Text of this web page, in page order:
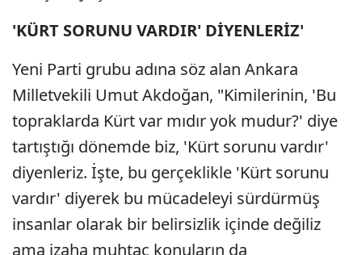
'KÜRT SORUNU VARDIR' DİYENLERİZ'
Yeni Parti grubu adına söz alan Ankara
Milletvekili Umut Akdoğan, "Kimilerinin, 'Bu
topraklarda Kürt var mıdır yok mudur?' diye
tartıştığı dönemde biz, 'Kürt sorunu vardır'
diyenleriz. İşte, bu gerçeklikle 'Kürt sorunu
vardır' diyerek bu mücadeleyi sürdürmüş
insanlar olarak bir belirsizlik içinde değiliz
ama izaha muhtaç konuların da